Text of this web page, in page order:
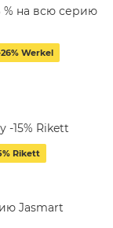
% на всю серию
Werkel
-15% Rikett
Rikett
Jasmart